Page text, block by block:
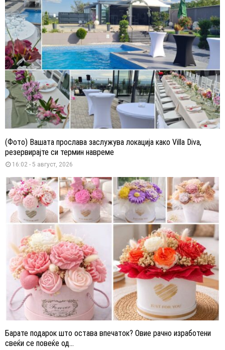
(Фото) Вашата прослава заслужува локација како Villa Diva,
резервирајте си термин навреме
16:02 - 5 август, 2026
Барате подарок што остава впечаток? Овие рачно изработени
свеќи се повеќе од...